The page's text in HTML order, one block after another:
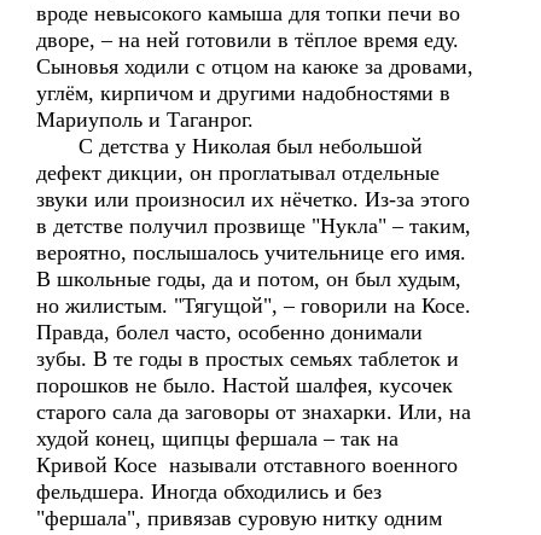
вроде невысокого камыша для топки печи во
дворе, – на ней готовили в тёплое время еду.
Сыновья ходили с отцом на каюке за дровами,
углём, кирпичом и другими надобностями в
Мариуполь и Таганрог.
С детства у Николая был небольшой
дефект дикции, он проглатывал отдельные
звуки или произносил их нёчетко. Из-за этого
в детстве получил прозвище "Нукла" – таким,
вероятно, послышалось учительнице его имя.
В школьные годы, да и потом, он был худым,
но жилистым. "Тягущой", – говорили на Косе.
Правда, болел часто, особенно донимали
зубы. В те годы в простых семьях таблеток и
порошков не было. Настой шалфея, кусочек
старого сала да заговоры от знахарки. Или, на
худой конец, щипцы фершала – так на
Кривой Косе называли отставного военного
фельдшера. Иногда обходились и без
"фершала", привязав суровую нитку одним